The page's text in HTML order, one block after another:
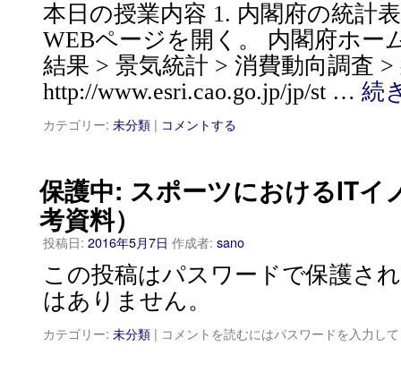
本日の授業内容 1. 内閣府の統計
WEBページを開く。 内閣府ホー
結果 > 景気統計 > 消費動向調査
http://www.esri.cao.go.jp/jp/st … 続
カテゴリー: 未分類 | コメントする
保護中: スポーツにおけるITイ
考資料）
投稿日: 2016年5月7日 作成者: sano
この投稿はパスワードで保護さ
はありません。
カテゴリー: 未分類 | コメントを読むにはパスワードを入力し